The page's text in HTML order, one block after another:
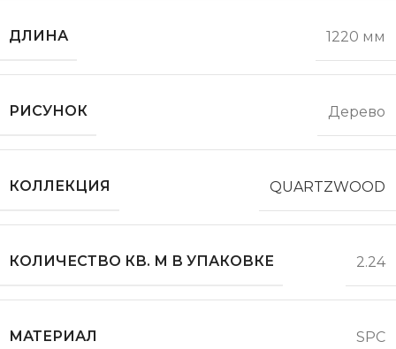
ДЛИНА 1220 мм
РИСУНОК Дерево
КОЛЛЕКЦИЯ QUARTZWOOD
КОЛИЧЕСТВО КВ. М В УПАКОВКЕ 2.24
МАТЕРИАЛ SPC